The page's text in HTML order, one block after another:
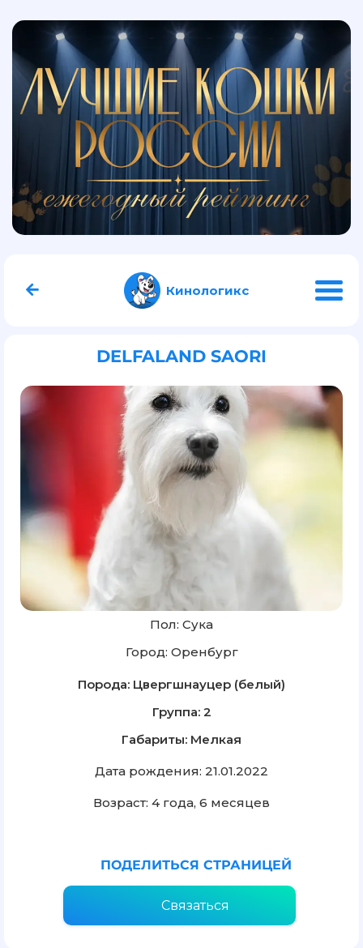
Кинологикс
DELFALAND SAORI
Пол: Сука
Город: Оренбург
Порода: Цвергшнауцер (белый)
Группа: 2
Габариты: Мелкая
Дата рождения: 21.01.2022
Возраст: 4 года, 6 месяцев
ПОДЕЛИТЬСЯ СТРАНИЦЕЙ
Связаться